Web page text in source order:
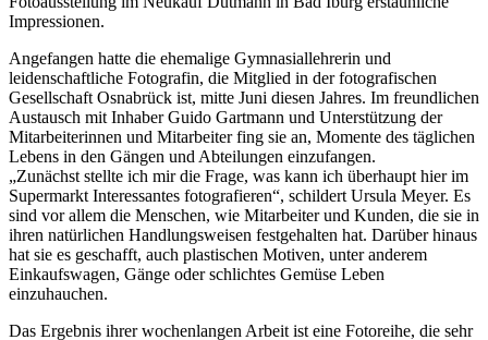
Impressionen.
Angefangen hatte die ehemalige Gymnasiallehrerin und
leidenschaftliche Fotografin, die Mitglied in der fotografischen
Gesellschaft Osnabrück ist, mitte Juni diesen Jahres. Im freundlichen
Austausch mit Inhaber Guido Gartmann und Unterstützung der
Mitarbeiterinnen und Mitarbeiter fing sie an, Momente des täglichen
Lebens in den Gängen und Abteilungen einzufangen.
„Zunächst stellte ich mir die Frage, was kann ich überhaupt hier im
Supermarkt Interessantes fotografieren“, schildert Ursula Meyer. Es
sind vor allem die Menschen, wie Mitarbeiter und Kunden, die sie in
ihren natürlichen Handlungsweisen festgehalten hat. Darüber hinaus
hat sie es geschafft, auch plastischen Motiven, unter anderem
Einkaufswagen, Gänge oder schlichtes Gemüse Leben
einzuhauchen.
Das Ergebnis ihrer wochenlangen Arbeit ist eine Fotoreihe, die sehr